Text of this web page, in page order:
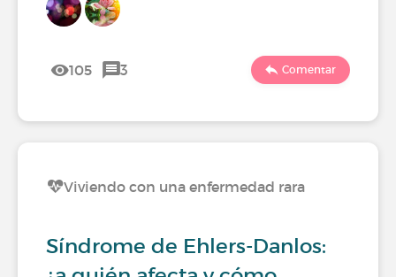
105 3 Comentar
Viviendo con una enfermedad rara
Síndrome de Ehlers-Danlos: